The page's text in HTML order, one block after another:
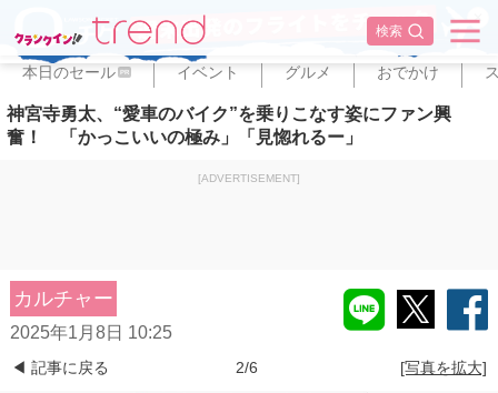
検索
✕
本日のセール PR イベント グルメ おでかけ
神宮寺勇太、“愛車のバイク”を乗りこなす姿にファン興
奮！ 「かっこいいの極み」「見惚れるー」
[ADVERTISEMENT]
カルチャー
2025年1月8日 10:25
◀ 記事に戻る 2/6 [写真を拡大]